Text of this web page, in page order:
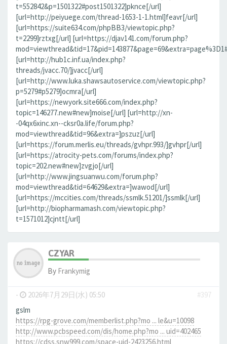
t=552842&p=1501322#post1501322]pknce[/url]
[url=http://peiyuege.com/thread-1653-1-1.html]feavr[/url]
[url=https://suite634.com/phpBB3/viewtopic.php?
t=2299]rztxg[/url] [url=https://djav141.com/forum.php?
[url=http://hub1c.inf.ua/index.php?
threads/jvacc.70/]jvacc[/url]
[url=http://www.luka.shawsautoservice.com/viewtopic.php?
p=5279#p5279]ocmra[/url]
[url=https://newyork.site666.com/index.php?
topic=146277.new#new]moise[/url] [url=http://xn-
-04qx6xinc.xn--cksr0a.life/forum.php?
mod=viewthread&tid=96&extra=]pszuz[/url]
[url=https://forum.merlis.eu/threads/gvhpr.993/]gvhpr[/url]
[url=https://atrocity-pets.com/forums/index.php?
topic=202.new#new]zvgjo[/url]
[url=http://www.jingsuanwu.com/forum.php?
mod=viewthread&tid=64629&extra=]wawod[/url]
[url=https://mccities.com/threads/ssmlk.51201/]ssmlk[/url]
[url=http://biopharmamash.com/viewtopic.php?
t=1571012]cjntt[/url]
CZYAR
By Frankymig
- 2026年7月29日(水) 05:50
#397
gslm
https://rpg-grove.com/memberlist.php?mo ... le&u=10098
http://www.pcbspeed.com/dis/home.php?mo ... uid=402465
https://cdss.snw999.com/space-uid-2423256.html